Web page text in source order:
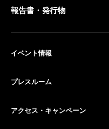
報告書・発行物
イベント情報
プレスルーム
アクセス・キャンペーン